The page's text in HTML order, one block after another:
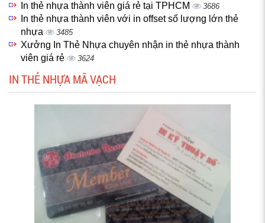
In thẻ nhựa thành viên giá rẻ tại TPHCM 3686
In thẻ nhựa thành viên với in offset số lượng lớn thẻ
nhựa
3485
Xưởng In Thẻ Nhựa chuyên nhận in thẻ nhựa thành
viên giá rẻ
3624
IN THẺ NHỰA MÃ VẠCH